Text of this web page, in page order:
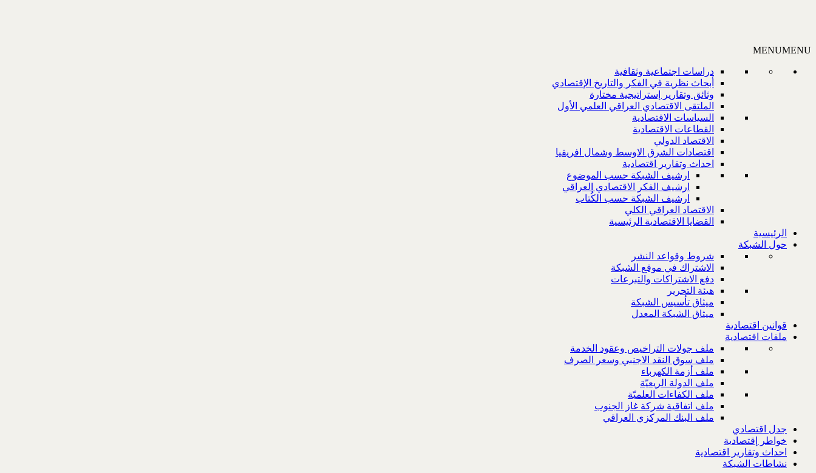
MENUMENU
دراسات اجتماعية وثقافية
أبحاث نظرية في الفكر والتاريخ الإقتصادي
وثائق وتقارير إستراتيجية مختارة
الملتقى الاقتصادي العراقي العلمي الأول
السياسات الاقتصادية
القطاعات الاقتصادية
الاقتصاد الدولي
اقتصادات الشرق الاوسط وشمال افريقيا
احداث وتقارير اقتصادية
ارشيف الشبكة حسب الموضوع
ارشيف الفكر الاقتصادي العراقي
ارشيف الشبكة حسب الكُتاب
الاقتصاد العراقي الكلي
القضايا الاقتصادية الرئيسية
الرئيسية
حول الشبكة
شروط وقواعد النشر
الاشتراك في موقع الشبكة
دفع الاشتراكات والتبرعات
هيئة التحرير
ميثاق تأسيس الشبكة
ميثاق الشبكة المعدل
قوانين اقتصادية
ملفات اقتصادية
ملف جولات التراخيص وعقود الخدمة
ملف سوق النقد الاجنبي وسعر الصرف
ملف أزمة الكهرباء
ملف الدولة الريعيّة
ملف الكفاءات العلميّة
ملف اتفاقية شركة غاز الجنوب
ملف البنك المركزي العراقي
جدل اقتصادي
خواطر إقتصادية
احداث وتقارير اقتصادية
نشاطات الشبكة